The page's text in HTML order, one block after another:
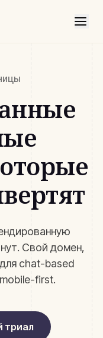
Свой домен,
chat-based
first.
триал